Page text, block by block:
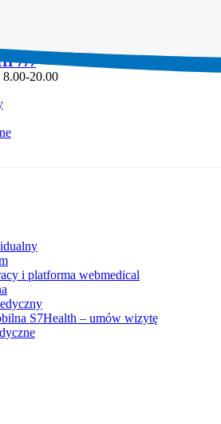
777
8.00-20.00
i platforma webmedical
S7Health – umów wizytę